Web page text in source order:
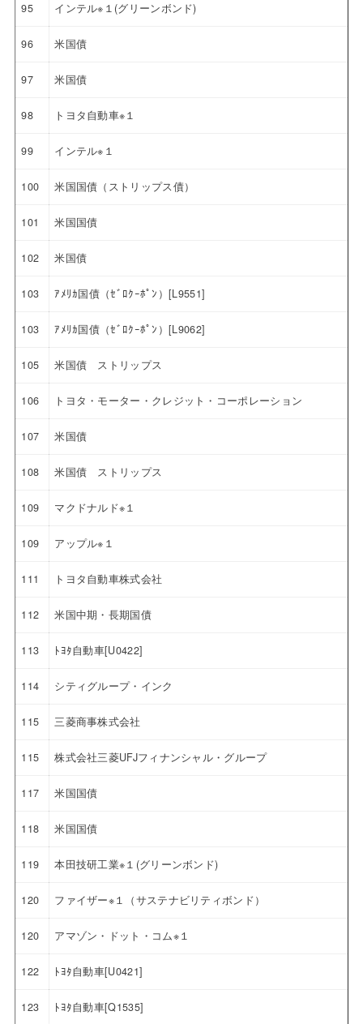
95 インテル※１(グリーンボンド)
96 米国債
97 米国債
98 トヨタ自動車※１
99 インテル※１
100 米国国債（ストリップス債）
101 米国国債
102 米国債
103 ｱﾒﾘｶ国債（ｾﾞﾛｸｰﾎﾟﾝ）[L9551]
103 ｱﾒﾘｶ国債（ｾﾞﾛｸｰﾎﾟﾝ）[L9062]
105 米国債 ストリップス
106 トヨタ・モーター・クレジット・コーポレーション
107 米国債
108 米国債 ストリップス
109 マクドナルド※１
109 アップル※１
111 トヨタ自動車株式会社
112 米国中期・長期国債
113 ﾄﾖﾀ自動車[U0422]
114 シティグループ・インク
115 三菱商事株式会社
115 株式会社三菱UFJフィナンシャル・グループ
117 米国国債
118 米国国債
119 本田技研工業※１(グリーンボンド)
120 ファイザー※１（サステナビリティボンド）
120 アマゾン・ドット・コム※１
122 ﾄﾖﾀ自動車[U0421]
123 ﾄﾖﾀ自動車[Q1535]